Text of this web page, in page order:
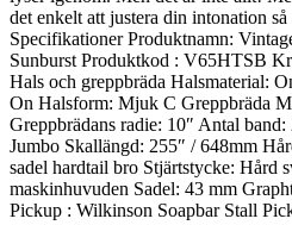
det enkelt att justera din intonation
Specifikationer Produktnamn:
Sunburst Produktkod : V65HTSB
Hals och greppbräda Halsmaterial:
On Halsform: Mjuk C Greppbräda
Greppbrädans radie: 10″ Antal
Jumbo Skallängd: 255″ / 648mm
sadel hardtail bro Stjärtstycke: Hård
maskinhuvuden Sadel: 43 mm
Pickup : Wilkinson Soapbar Stall